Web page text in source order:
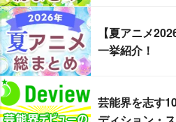
【夏アニメ
一挙紹介！
芸能界を志す